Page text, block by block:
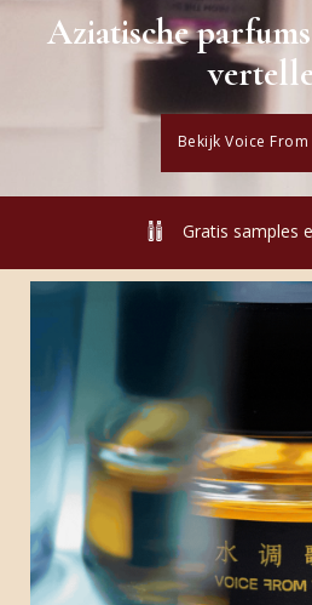
Aziatische
Bekijk Voice From
Gratis samples